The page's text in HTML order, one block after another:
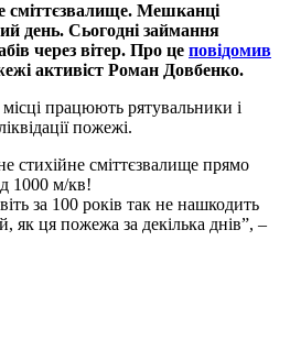
сміттєзвалище. Мешканці
день. Сьогодні займання
через вітер. Про це повідомив
активіст Роман Довбенко.
працюють рятувальники і
пожежі.
стихійне сміттєзвалище прямо
1000 м/кв!
за 100 років так не нашкодить
як ця пожежа за декілька днів”, –